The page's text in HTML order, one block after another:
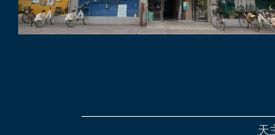
天